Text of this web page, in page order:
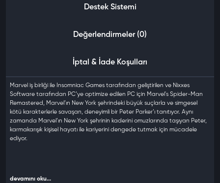
Destek Sistemi
Değerlendirmeler (0)
İptal & İade Koşulları
Marvel iş birliği ile Insomniac Games tarafından geliştirilen ve Nixxes
Software tarafından PC’ye optimize edilen PC için Marvel's Spider-Man
Remastered, Marvel’ın New York şehrindeki büyük suçlarla ve simgesel
kötü karakterlerle savaşan, deneyimli bir Peter Parker’ı tanıtıyor. Aynı
zamanda Marvel’ın New York şehrinin kaderini omuzlarında taşıyan Peter,
karmakarışık kişisel hayatı ile kariyerini dengede tutmak için mücadele
ediyor.
devamını oku...